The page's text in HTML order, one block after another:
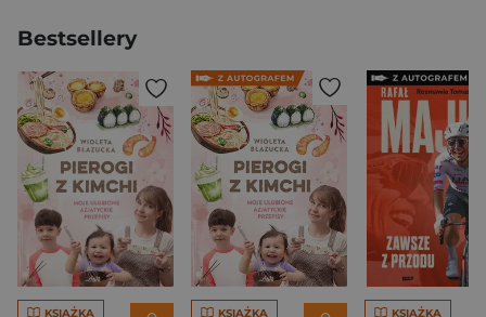
Bestsellery
KSIĄŻKA KSIĄŻKA KSIĄŻKA